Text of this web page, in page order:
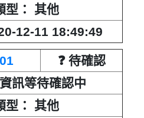
型： 其他
12-11 18:49:49
❓ 待確認
訊等待確認中
型： 其他